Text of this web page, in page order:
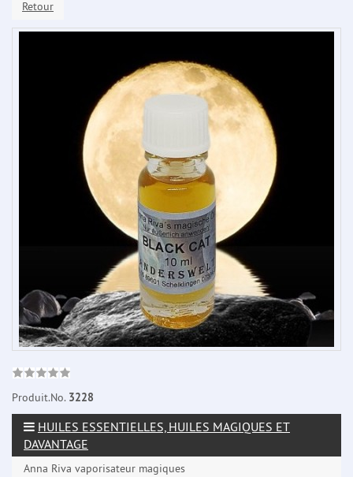
Retour
Produit.No. 3228
HUILES ESSENTIELLES, HUILES MAGIQUES ET
DAVANTAGE
Anna Riva vaporisateur magiques